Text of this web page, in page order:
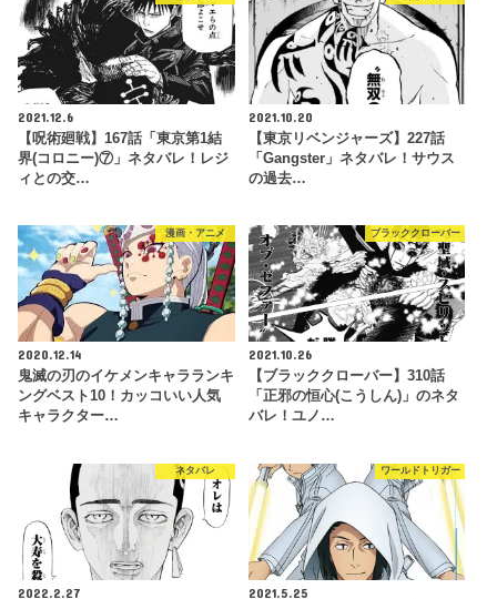
2021.12.6
【呪術廻戦】167話「東京第1結
界(コロニー)⑦」ネタバレ！レジ
ィとの交…
2021.10.20
【東京リベンジャーズ】227話
「Gangster」ネタバレ！サウス
の過去…
漫画・アニメ
2020.12.14
鬼滅の刃のイケメンキャラランキ
ングベスト10！カッコいい人気
キャラクター…
ブラッククローバー
2021.10.26
【ブラッククローバー】310話
「正邪の恒心(こうしん)」のネタ
バレ！ユノ…
ネタバレ
2022.2.27
ワールドトリガー
2021.5.25